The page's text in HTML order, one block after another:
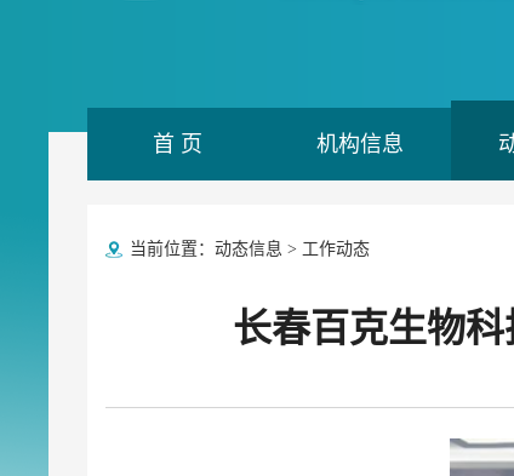
首 页 机构信息
当前位置： 动态信息 > 工作动态
长春百克生物